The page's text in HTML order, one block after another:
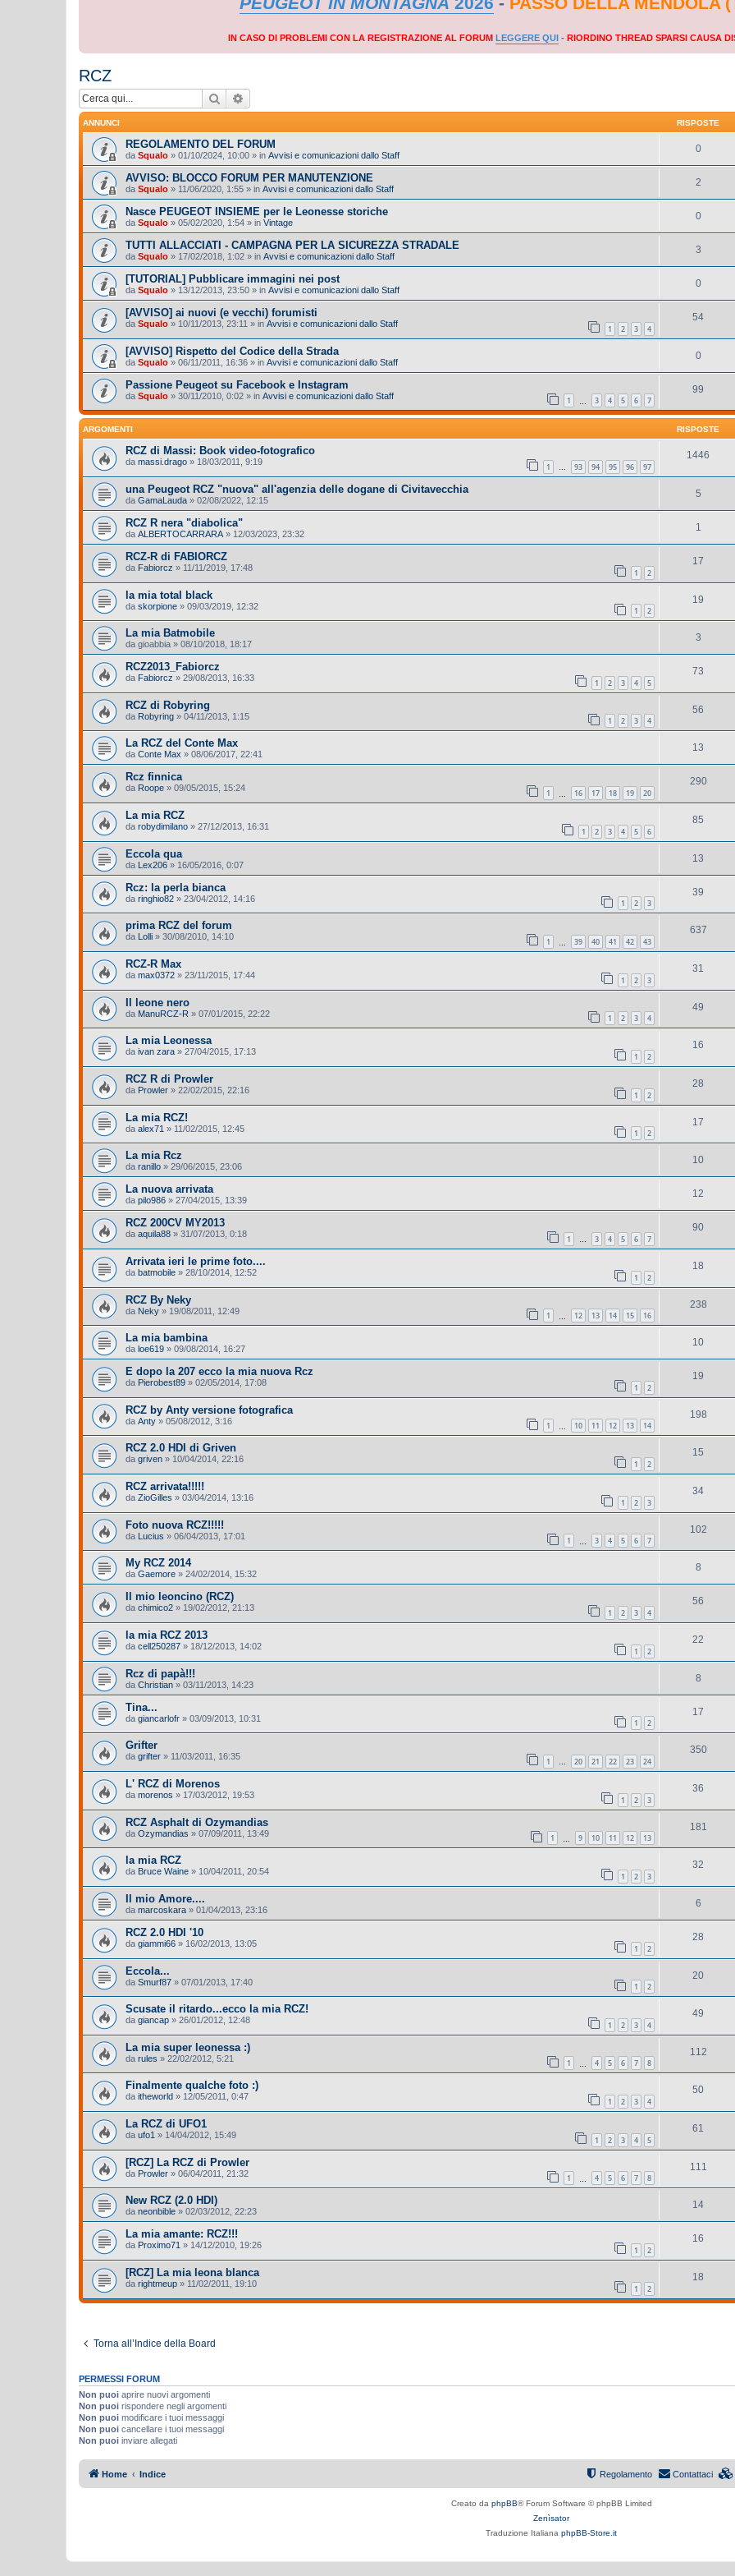
IN CASO DI PROBLEMI CON LA REGISTRAZIONE AL FORUM LEGGERE QUI - RIORDINO THREAD SPARSI CAUSA
RCZ
Cerca
ANNUNCI RISPOSTE
REGOLAMENTO DEL FORUM
da Squalo » 01/10/2024, 10:00 » in Avvisi e comunicazioni dallo Staff
0
AVVISO: BLOCCO FORUM PER MANUTENZIONE
da Squalo » 11/06/2020, 1:55 » in Avvisi e comunicazioni dallo Staff
2
Nasce PEUGEOT INSIEME per le Leonesse storiche
da Squalo » 05/02/2020, 1:54 » in Vintage
0
TUTTI ALLACCIATI - CAMPAGNA PER LA SICUREZZA STRADALE
da Squalo » 17/02/2018, 1:02 » in Avvisi e comunicazioni dallo Staff
3
[TUTORIAL] Pubblicare immagini nei post
da Squalo » 13/12/2013, 23:50 » in Avvisi e comunicazioni dallo Staff
0
[AVVISO] ai nuovi (e vecchi) forumisti
da Squalo » 10/11/2013, 23:11 » in Avvisi e comunicazioni dallo Staff 1 2 3 4
54
[AVVISO] Rispetto del Codice della Strada
da Squalo » 06/11/2011, 16:36 » in Avvisi e comunicazioni dallo Staff
0
Passione Peugeot su Facebook e Instagram
da Squalo » 30/11/2010, 0:02 » in Avvisi e comunicazioni dallo Staff 1 3 4 5 6 7
99
ARGOMENTI RISPOSTE
RCZ di Massi: Book video-fotografico
da massi.drago » 18/03/2011, 9:19 1 … 93 94 95 96 97
1446
una Peugeot RCZ "nuova" all'agenzia delle dogane di Civitavecchia
da GamaLauda » 02/08/2022, 12:15
5
RCZ R nera "diabolica"
da ALBERTOCARRARA » 12/03/2023, 23:32
1
RCZ-R di FABIORCZ
da Fabiorcz » 11/11/2019, 17:48 1 2
17
la mia total black
da skorpione » 09/03/2019, 12:32 1 2
19
La mia Batmobile
da gioabbia » 08/10/2018, 18:17
3
RCZ2013_Fabiorcz
da Fabiorcz » 29/08/2013, 16:33 1 2 3 4 5
73
RCZ di Robyring
da Robyring » 04/11/2013, 1:15 1 2 3 4
56
La RCZ del Conte Max
da Conte Max » 08/06/2017, 22:41
13
Rcz finnica
da Roope » 09/05/2015, 15:24 1 16 17 18 19 20
290
La mia RCZ
da robydimilano » 27/12/2013, 16:31 1 2 3 4 5 6
85
Eccola qua
da Lex206 » 16/05/2016, 0:07
13
Rcz: la perla bianca
da ringhio82 » 23/04/2012, 14:16 1 2 3
39
prima RCZ del forum
da Lolli » 30/08/2010, 14:10 1 39 40 41 42 43
637
RCZ-R Max
da max0372 » 23/11/2015, 17:44 1 2 3
31
Il leone nero
da ManuRCZ-R » 07/01/2015, 22:22 1 2 3 4
49
La mia Leonessa
da ivan zara » 27/04/2015, 17:13 1 2
16
RCZ R di Prowler
da Prowler » 22/02/2015, 22:16 1 2
28
La mia RCZ!
da alex71 » 11/02/2015, 12:45 1 2
17
La mia Rcz
da ranillo » 29/06/2015, 23:06
10
La nuova arrivata
da pilo986 » 27/04/2015, 13:39
12
RCZ 200CV MY2013
da aquila88 » 31/07/2013, 0:18 1 … 3 4 5 6 7
90
Arrivata ieri le prime foto....
da batmobile » 28/10/2014, 12:52 1 2
18
RCZ By Neky
da Neky » 19/08/2011, 12:49 1 12 13 14 15 16
238
La mia bambina
da loe619 » 09/08/2014, 16:27
10
E dopo la 207 ecco la mia nuova Rcz
da Pierobest89 » 02/05/2014, 17:08 1 2
19
RCZ by Anty versione fotografica
da Anty » 05/08/2012, 3:16 1 10 11 12 13 14
198
RCZ 2.0 HDI di Griven
da griven » 10/04/2014, 22:16 1 2
15
RCZ arrivata!!!!!
da ZioGilles » 03/04/2014, 13:16 1 2 3
34
Foto nuova RCZ!!!!!
da Lucius » 06/04/2013, 17:01 1 3 4 5 6 7
102
My RCZ 2014
da Gaemore » 24/02/2014, 15:32
8
Il mio leoncino (RCZ)
da chimico2 » 19/02/2012, 21:13 1 2 3 4
56
la mia RCZ 2013
da cell250287 » 18/12/2013, 14:02 1 2
22
Rcz di papà!!!
da Christian » 03/11/2013, 14:23
8
Tina...
da giancarlofr » 03/09/2013, 10:31 1 2
17
Grifter
da grifter » 11/03/2011, 16:35 1 … 20 21 22 23 24
350
L' RCZ di Morenos
da morenos » 17/03/2012, 19:53 1 2 3
36
RCZ Asphalt di Ozymandias
da Ozymandias » 07/09/2011, 13:49 1 9 10 11 12 13
181
la mia RCZ
da Bruce Waine » 10/04/2011, 20:54 1 2 3
32
Il mio Amore....
da marcoskara » 01/04/2013, 23:16
6
RCZ 2.0 HDI '10
da giammi66 » 16/02/2013, 13:05 1 2
28
Eccola...
da Smurf87 » 07/01/2013, 17:40 1 2
20
Scusate il ritardo...ecco la mia RCZ!
da giancap » 26/01/2012, 12:48 1 2 3 4
49
La mia super leonessa :)
da rules » 22/02/2012, 5:21 1 4 5 6 7 8
112
Finalmente qualche foto :)
da itheworld » 12/05/2011, 0:47 1 2 3 4
50
La RCZ di UFO1
da ufo1 » 14/04/2012, 15:49 1 2 3 4 5
61
[RCZ] La RCZ di Prowler
da Prowler » 06/04/2011, 21:32 1 4 5 6 7 8
111
New RCZ (2.0 HDI)
da neonbible » 02/03/2012, 22:23
14
La mia amante: RCZ!!!
da Proximo71 » 14/12/2010, 19:26 1 2
16
[RCZ] La mia leona blanca
da rightmeup » 11/02/2011, 19:10 1 2
18
Torna all’Indice della Board
PERMESSI FORUM
Non puoi aprire nuovi argomenti
Non puoi rispondere negli argomenti
Non puoi modificare i tuoi messaggi
Non puoi cancellare i tuoi messaggi
Non puoi inviare allegati
Home Indice Contattaci
Regolamento
Creato da phpBB® Forum Software © phpBB Limited
Zenìsator
Traduzione Italiana phpBB-Store.it